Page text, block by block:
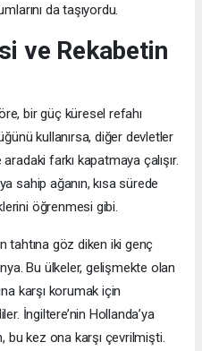
da taşıyordu.
ve Rekabetin
bir güç küresel refahı
kullanırsa, diğer devletler
farkı kapatmaya çalışır.
sahip ağanın, kısa sürede
öğrenmesi gibi.
tahtına göz diken iki genç
Bu ülkeler, gelişmekte olan
karşı korumak için
İngiltere’nin Hollanda’ya
bu kez ona karşı çevrilmişti.